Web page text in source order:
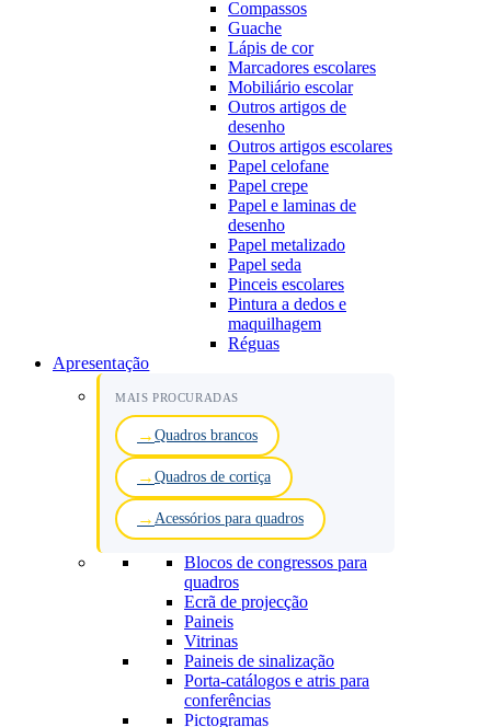
Compassos
Guache
Lápis de cor
Marcadores escolares
Mobiliário escolar
Outros artigos de
desenho
Outros artigos escolares
Papel celofane
Papel crepe
Papel e laminas de
desenho
Papel metalizado
Papel seda
Pinceis escolares
Pintura a dedos e
maquilhagem
Réguas
Apresentação
MAIS PROCURADAS
Quadros brancos
Quadros de cortiça
Acessórios para quadros
Blocos de congressos para
quadros
Ecrã de projecção
Paineis
Vitrinas
Paineis de sinalização
Porta-catálogos e atris para
conferências
Pictogramas